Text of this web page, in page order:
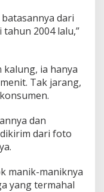
dari
2004 lalu,”
ia hanya
Tak jarang,
dan
dari foto
manik-maniknya
yang termahal